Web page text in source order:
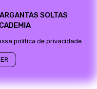
SOLTAS
política de privacidade